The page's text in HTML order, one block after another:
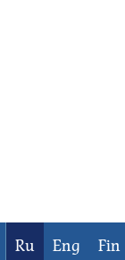
Ru Eng Fin